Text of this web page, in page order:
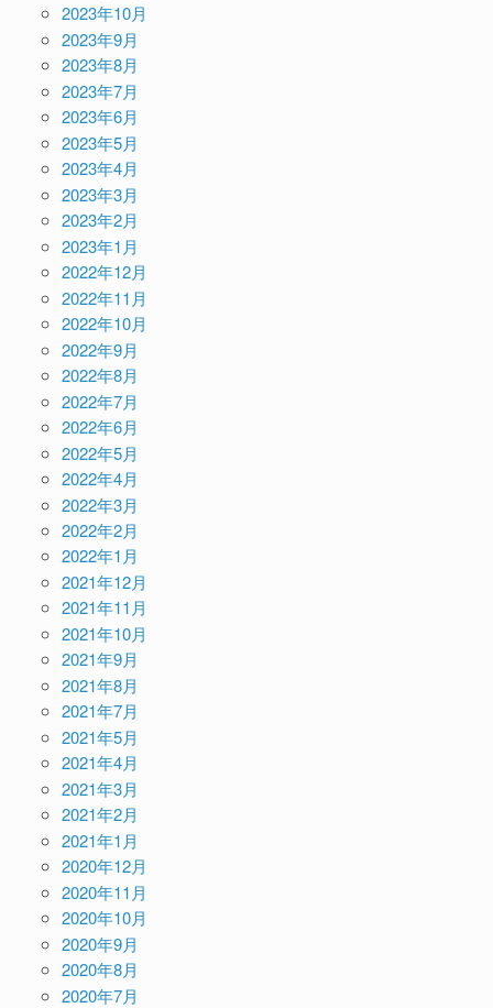
2023年10月
2023年9月
2023年8月
2023年7月
2023年6月
2023年5月
2023年4月
2023年3月
2023年2月
2023年1月
2022年12月
2022年11月
2022年10月
2022年9月
2022年8月
2022年7月
2022年6月
2022年5月
2022年4月
2022年3月
2022年2月
2022年1月
2021年12月
2021年11月
2021年10月
2021年9月
2021年8月
2021年7月
2021年5月
2021年4月
2021年3月
2021年2月
2021年1月
2020年12月
2020年11月
2020年10月
2020年9月
2020年8月
2020年7月